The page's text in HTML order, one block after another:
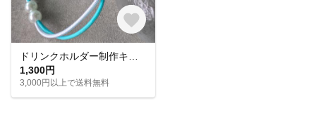
1,300円
3,000円以上で送料無料